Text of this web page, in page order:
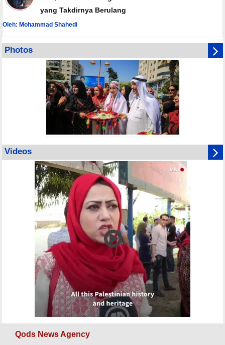
yang Takdirnya Berulang
Oleh: Mohammad Shahedi
Photos
Videos
Qods News Agency